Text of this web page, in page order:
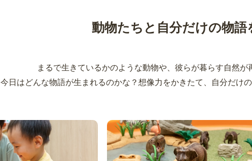
動物たちと自分だけの物語
まるで生きているかのような動物や、彼らが暮らす自然が
今日はどんな物語が生まれるのかな？想像力をかきたて、自分だけ